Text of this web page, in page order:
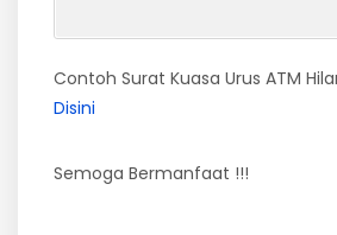
Contoh Surat Kuasa Urus ATM
Disini
Semoga Bermanfaat !!!